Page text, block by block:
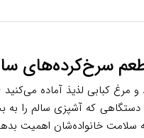
که آشپزی سالم را به
سلامت خانواده‌شان اهمیت